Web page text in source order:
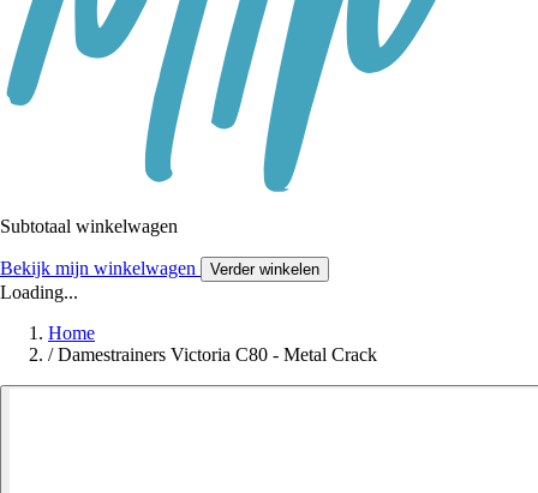
Subtotaal winkelwagen
Bekijk mijn winkelwagen Verder winkelen
Loading...
Home
/ Damestrainers Victoria C80 - Metal Crack